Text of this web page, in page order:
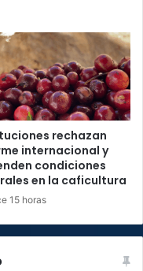
rechazan
internacional y
condiciones
en la caficultura
15 horas